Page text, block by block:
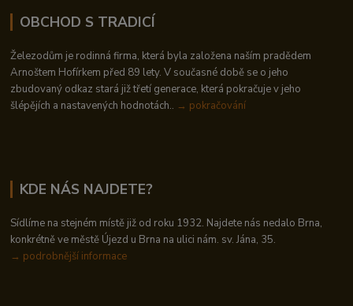
OBCHOD S TRADICÍ
Železodům je rodinná firma, která byla založena naším pradědem
Arnoštem Hofírkem před 89 lety. V současné době se o jeho
zbudovaný odkaz stará již třetí generace, která pokračuje v jeho
šlépějích a nastavených hodnotách.. → pokračování
KDE NÁS NAJDETE?
Sídlíme na stejném místě již od roku 1932. Najdete nás nedalo Brna,
konkrétně ve městě Újezd u Brna na ulici nám. sv. Jána, 35.
→ podrobnější informace